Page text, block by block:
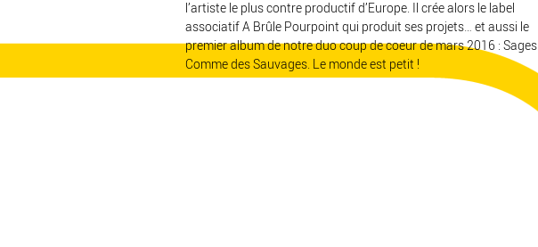
l’artiste le plus contre productif d’Europe. Il crée alors le label
associatif A Brûle Pourpoint qui produit ses projets… et aussi le
premier album de notre duo coup de coeur de mars 2016 : Sages
Comme des Sauvages. Le monde est petit !